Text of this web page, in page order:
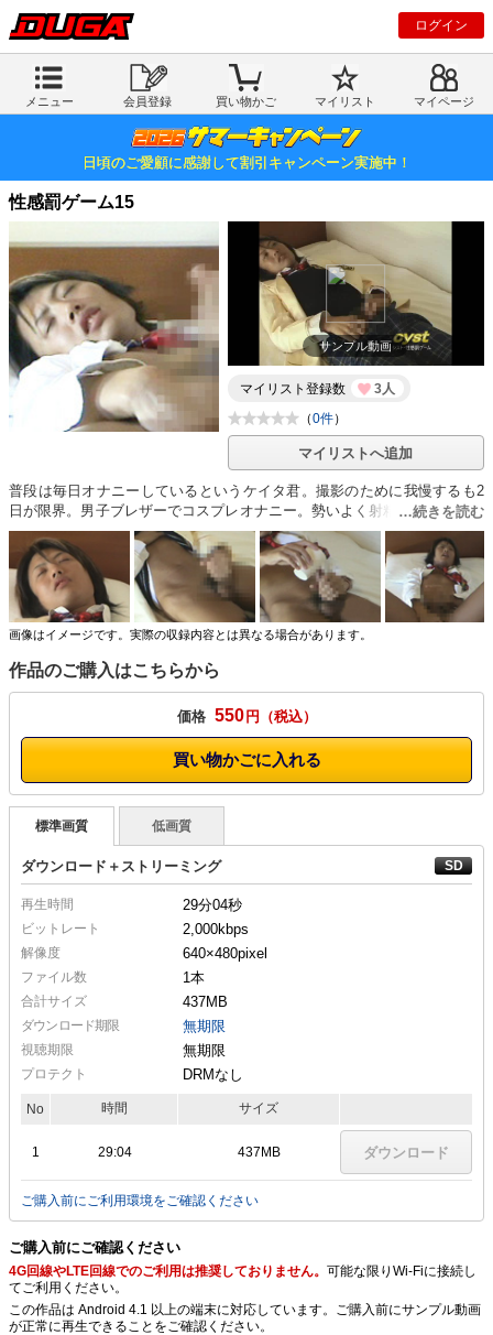
ログイン
メニュー 会員登録 買い物かご マイリスト マイページ
日頃のご愛顧に感謝して割引キャンペーン実施中！
性感罰ゲーム15
サンプル動画
マイリスト登録数
3人
（0件）
マイリストへ追加
普段は毎日オナニーしているというケイタ君。撮影のために我慢するも2
日が限界。男子ブレザーでコスプレオナニー。勢いよく射精したいが寸止
め○要され、最後に発射。
画像はイメージです。実際の収録内容とは異なる場合があります。
作品のご購入はこちらから
価格 550円
買い物かごに入れる
標準画質 低画質
ダウンロード＋ストリーミング
再生時間 29分04秒
ビットレート 2,000kbps
解像度 640×480pixel
ファイル数 1本
合計サイズ 437MB
ダウンロード期限 無期限
視聴期限 無期限
プロテクト DRMなし
No 時間 サイズ
1 29:04 437MB ダウンロード
ご購入前にご利用環境をご確認ください
ご購入前にご確認ください
4G回線やLTE回線でのご利用は推奨しておりません。 可能な限りWi-Fiに接続し
てご利用ください。
この作品は Android 4.1 以上の端末に対応しています。ご購入前にサンプル動画
が正常に再生できることをご確認ください。